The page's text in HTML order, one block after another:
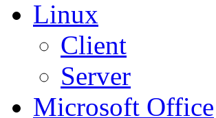
Linux
Client
Server
Microsoft Office